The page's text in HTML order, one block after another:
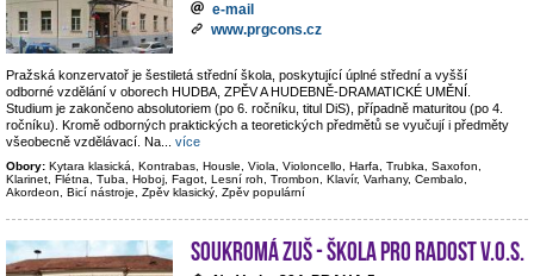
e-mail
www.prgcons.cz
Pražská konzervatoř je šestiletá střední škola, poskytující úplné střední a vyšší
odborné vzdělání v oborech HUDBA, ZPĚV A HUDEBNĚ-DRAMATICKÉ UMĚNÍ.
Studium je zakončeno absolutoriem (po 6. ročníku, titul DiS), případně maturitou (po 4.
ročníku). Kromě odborných praktických a teoretických předmětů se vyučují i předměty
všeobecně vzdělávací. Na
více
Obory: Kytara klasická, Kontrabas, Housle, Viola, Violoncello, Harfa, Trubka, Saxofon,
Klarinet, Flétna, Tuba, Hoboj, Fagot, Lesní roh, Trombon, Klavír, Varhany, Cembalo,
Akordeon, Bicí nástroje, Zpěv klasický, Zpěv populární
Soukromá ZUŠ - Škola pro radost v.o.s.